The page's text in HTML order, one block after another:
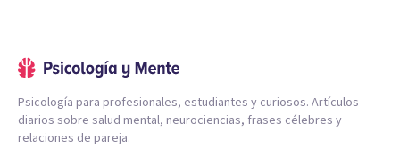
Psicología para profesionales, estudiantes y curiosos. Artículos
diarios sobre salud mental, neurociencias, frases célebres y
relaciones de pareja.